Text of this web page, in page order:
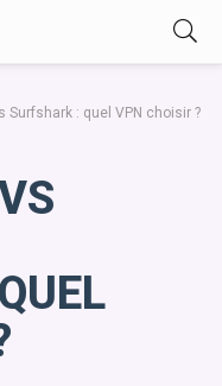
Surfshark : quel VPN choisir ?